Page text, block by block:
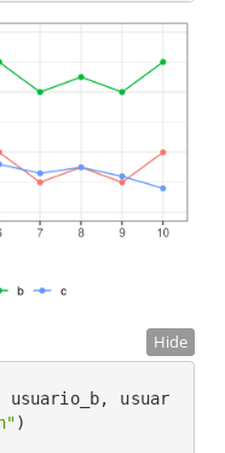
Hide
usuario_b, usuar
)